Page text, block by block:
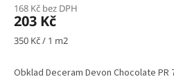
168 Kč bez DPH
203 Kč
Měrná
350 Kč / 1 m2
Obklad Deceram Devon Chocolate PR